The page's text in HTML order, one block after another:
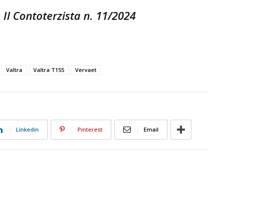
Contoterzista n. 11/2024
Valtra Valtra T155 Vervaet
Linkedin Pinterest Email